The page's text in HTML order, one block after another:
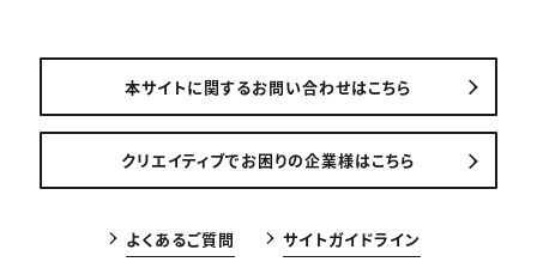
本サイトに関するお問い合わせはこちら
クリエイティブでお困りの企業様はこちら
よくあるご質問 サイトガイドライン